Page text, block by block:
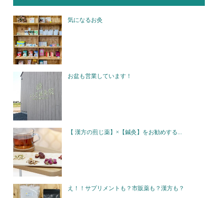
気になるお灸
お盆も営業しています！
【 漢方の煎じ薬】×【鍼灸】をお勧めする...
え！！サプリメントも？市販薬も？漢方も？